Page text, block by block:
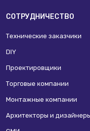
СОТРУДНИЧЕСТВО
Технические заказчики
DIY
Проектировщики
Торговые компании
Монтажные компании
Архитекторы и